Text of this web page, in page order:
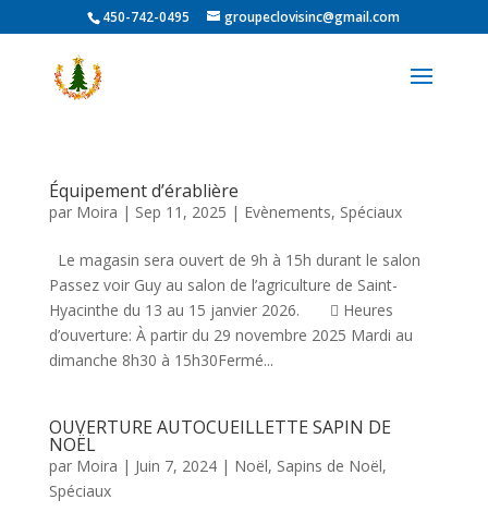
450-742-0495 groupeclovisinc@gmail.com
Équipement d’érablière
par Moira | Sep 11, 2025 | Evènements, Spéciaux
Le magasin sera ouvert de 9h à 15h durant le salon
Passez voir Guy au salon de l’agriculture de Saint-
Hyacinthe du 13 au 15 janvier 2026.  Heures
d’ouverture: À partir du 29 novembre 2025 Mardi au
dimanche 8h30 à 15h30Fermé...
OUVERTURE AUTOCUEILLETTE SAPIN DE
NOËL
par Moira | Juin 7, 2024| Noël, Sapins de Noël,
Spéciaux